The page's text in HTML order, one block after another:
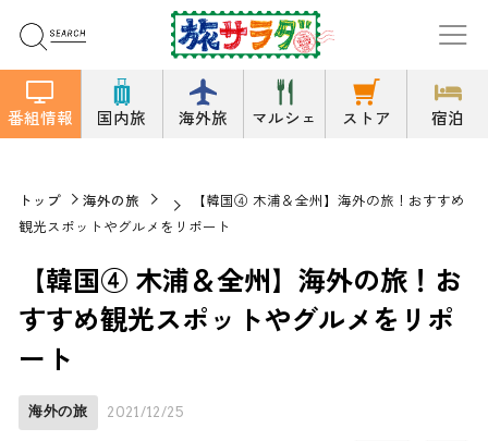
番組情報 国内旅 海外旅 マルシェ ストア 宿泊
トップ 海外の旅
【韓国④ 木浦＆全州】海外の旅！おすすめ
観光スポットやグルメをリポート
【韓国④ 木浦＆全州】海外の旅！お
すすめ観光スポットやグルメをリポ
ート
海外の旅 2021/12/25